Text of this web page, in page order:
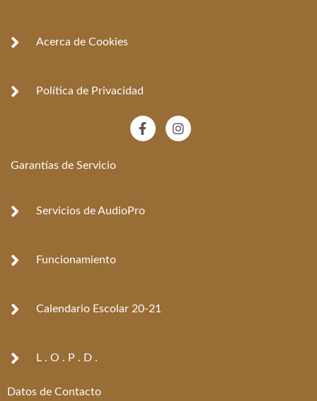
Acerca de Cookies
Política de Privacidad
F
a
k
I
n
Garantías de Servicio
Servicios de AudioPro
Funcionamiento
Calendario Escolar 20-21
L . O . P . D .
Datos de Contacto